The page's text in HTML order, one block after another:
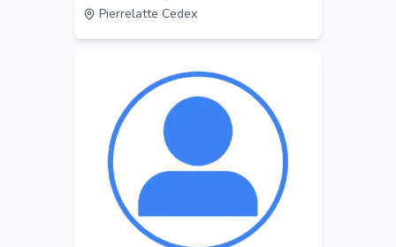
Pierrelatte Cedex